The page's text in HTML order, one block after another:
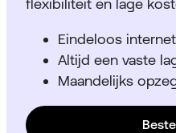
flexibiliteit en lage
Eindeloos
Altijd een vaste
Maandelijks